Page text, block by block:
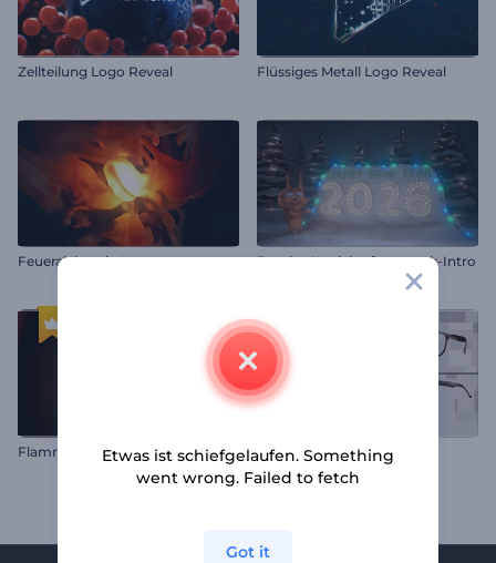
Zellteilung Logo Reveal Flüssiges Metall Logo Reveal
Feueralchemie-Logo Rendys Neujahrsfeuerwerk-Intro
Flammende Kugel Logo-Reveal Einfache Optik Opener
Etwas ist schiefgelaufen. Something
went wrong. Failed to fetch
Got it